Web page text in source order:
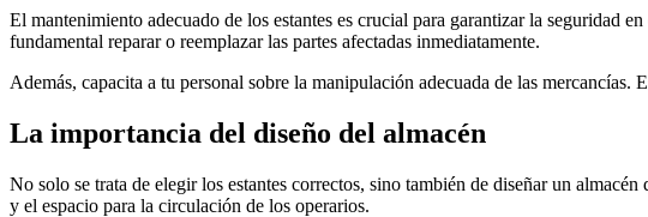
El mantenimiento adecuado de los estantes es crucial para garantizar la seguridad
fundamental reparar o reemplazar las partes afectadas inmediatamente.
Además, capacita a tu personal sobre la manipulación adecuada de las
La importancia del diseño del almacén
No solo se trata de elegir los estantes correctos, sino también de diseñar un
y el espacio para la circulación de los operarios.